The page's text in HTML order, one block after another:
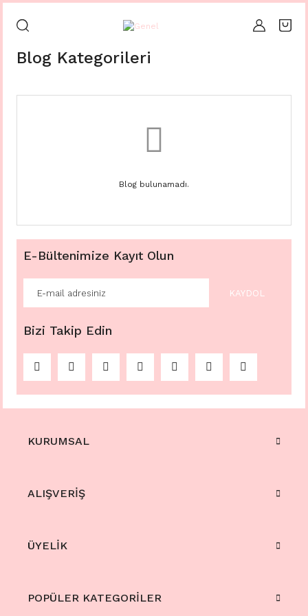
Blog Kategorileri
Blog bulunamadı.
E-Bültenimize Kayıt Olun
KAYDOL
Bizi Takip Edin
KURUMSAL
ALIŞVERİŞ
ÜYELİK
POPÜLER KATEGORİLER